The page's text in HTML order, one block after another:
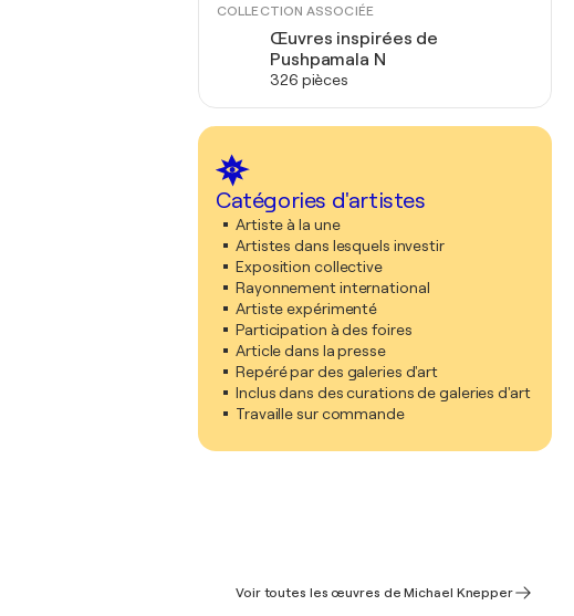
COLLECTION ASSOCIÉE
Œuvres inspirées de
Pushpamala N
326 pièces
Catégories d'artistes
Artiste à la une
Artistes dans lesquels investir
Exposition collective
Rayonnement international
Artiste expérimenté
Participation à des foires
Article dans la presse
Repéré par des galeries d'art
Inclus dans des curations de galeries d'art
Travaille sur commande
Voir toutes les œuvres de Michael Knepper